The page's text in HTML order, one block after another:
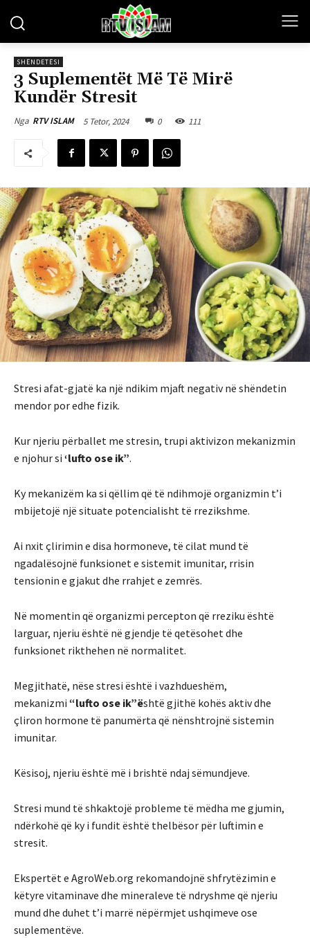
SHËNDETËSI
3 Suplementët Më Të Mirë
Kundër Stresit
Nga RTV ISLAM 5 Tetor, 2024 0 111
Stresi afat-gjatë ka një ndikim mjaft negativ në shëndetin
mendor por edhe fizik.
Kur njeriu përballet me stresin, trupi aktivizon mekanizmin
e njohur si ‘lufto ose ik”.
Ky mekanizëm ka si qëllim që të ndihmojë organizmin t’i
mbijetojë një situate potencialisht të rrezikshme.
Ai nxit çlirimin e disa hormoneve, të cilat mund të
ngadalësojnë funksionet e sistemit imunitar, rrisin
tensionin e gjakut dhe rrahjet e zemrës.
Në momentin që organizmi percepton që rreziku është
larguar, njeriu është në gjendje të qetësohet dhe
funksionet rikthehen në normalitet.
Megjithatë, nëse stresi është i vazhdueshëm,
mekanizmi “lufto ose ik”është gjithë kohës aktiv dhe
çliron hormone të panumërta që nënshtrojnë sistemin
imunitar.
Kësisoj, njeriu është më i brishtë ndaj sëmundjeve.
Stresi mund të shkaktojë probleme të mëdha me gjumin,
ndërkohë që ky i fundit është thelbësor për luftimin e
stresit.
Ekspertët e AgroWeb.org rekomandojnë shfrytëzimin e
këtyre vitaminave dhe mineraleve të ndryshme që njeriu
mund dhe duhet t’i marrë nëpërmjet ushqimeve ose
suplementëve.